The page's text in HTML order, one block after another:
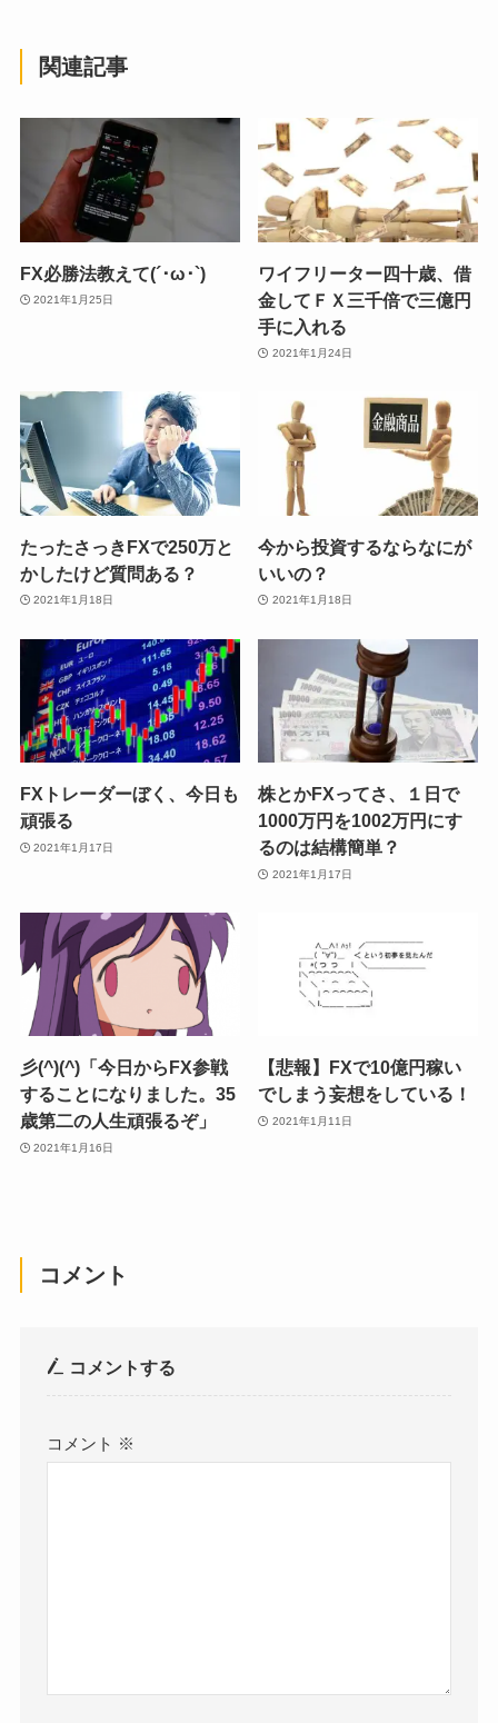
関連記事
FX必勝法教えて(´･ω･`)
2021年1月25日
ワイフリーター四十歳、借
金してＦＸ三千倍で三億円
手に入れる
2021年1月24日
たったさっきFXで250万と
かしたけど質問ある？
2021年1月18日
今から投資するならなにが
いいの？
2021年1月18日
FXトレーダーぼく、今日も
頑張る
2021年1月17日
株とかFXってさ、１日で
1000万円を1002万円にす
るのは結構簡単？
2021年1月17日
彡(^)(^)「今日からFX参戦
することになりました。35
歳第二の人生頑張るぞ」
2021年1月16日
【悲報】FXで10億円稼い
でしまう妄想をしている！
2021年1月11日
コメント
コメントする
コメント ※